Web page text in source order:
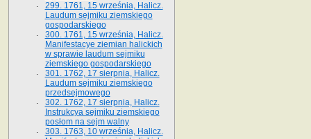
299. 1761, 15 września, Halicz.
Laudum sejmiku ziemskiego
gospodarskiego
300. 1761, 15 września, Halicz.
Manifestacye ziemian halickich
w sprawie laudum sejmiku
ziemskiego gospodarskiego
301. 1762, 17 sierpnia, Halicz.
Laudum sejmiku ziemskiego
przedsejmowego
302. 1762, 17 sierpnia, Halicz.
Instrukcya sejmiku ziemskiego
posłom na sejm walny
303. 1763, 10 września, Halicz.